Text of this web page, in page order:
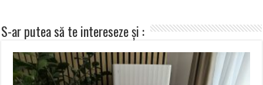
S-ar putea să te intereseze și :